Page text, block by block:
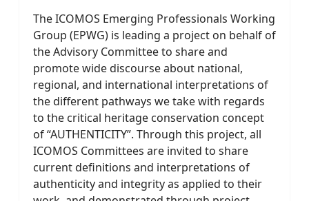
The ICOMOS Emerging Professionals Working
Group (EPWG) is leading a project on behalf of
the Advisory Committee to share and
promote wide discourse about national,
regional, and international interpretations of
the different pathways we take with regards
to the critical heritage conservation concept
of “AUTHENTICITY”. Through this project, all
ICOMOS Committees are invited to share
current definitions and interpretations of
authenticity and integrity as applied to their